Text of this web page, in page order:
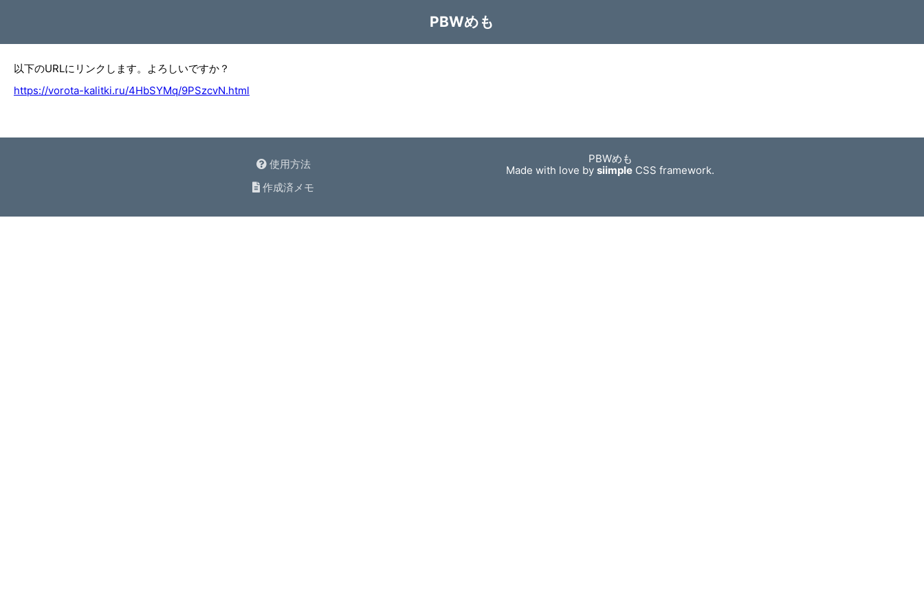
PBWめも
以下のURLにリンクします。よろしいですか？
https://vorota-kalitki.ru/4HbSYMq/9PSzcvN.html
使用方法
作成済メモ
PBWめも
Made with love bysiimple CSS framework.